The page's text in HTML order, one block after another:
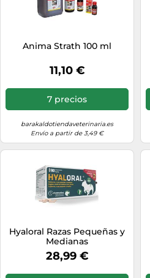
Anima Strath 100 ml
11,10 €
7 precios
barakaldotiendaveterinaria.es
Envío a partir de 3,49 €
Hyaloral Razas Pequeñas y
Medianas
28,99 €